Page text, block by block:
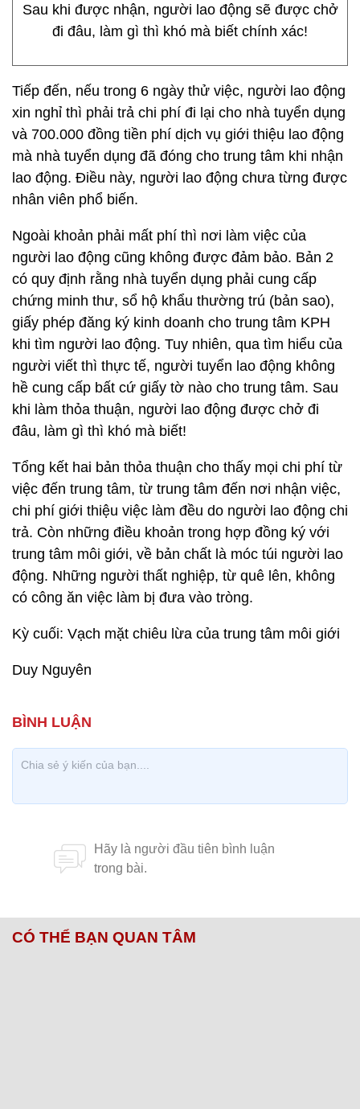
Sau khi được nhận, người lao động sẽ được chở
đi đâu, làm gì thì khó mà biết chính xác!
Tiếp đến, nếu trong 6 ngày thử việc, người lao động
xin nghỉ thì phải trả chi phí đi lại cho nhà tuyển dụng
và 700.000 đồng tiền phí dịch vụ giới thiệu lao động
mà nhà tuyển dụng đã đóng cho trung tâm khi nhận
lao động. Điều này, người lao động chưa từng được
nhân viên phổ biến.
Ngoài khoản phải mất phí thì nơi làm việc của
người lao động cũng không được đảm bảo. Bản 2
có quy định rằng nhà tuyển dụng phải cung cấp
chứng minh thư, sổ hộ khẩu thường trú (bản sao),
giấy phép đăng ký kinh doanh cho trung tâm KPH
khi tìm người lao động. Tuy nhiên, qua tìm hiểu của
người viết thì thực tế, người tuyển lao động không
hề cung cấp bất cứ giấy tờ nào cho trung tâm. Sau
khi làm thỏa thuận, người lao động được chở đi
đâu, làm gì thì khó mà biết!
Tổng kết hai bản thỏa thuận cho thấy mọi chi phí từ
việc đến trung tâm, từ trung tâm đến nơi nhận việc,
chi phí giới thiệu việc làm đều do người lao động chi
trả. Còn những điều khoản trong hợp đồng ký với
trung tâm môi giới, về bản chất là móc túi người lao
động. Những người thất nghiệp, từ quê lên, không
có công ăn việc làm bị đưa vào tròng.
Kỳ cuối: Vạch mặt chiêu lừa của trung tâm môi giới
Duy Nguyên
CÓ THỂ BẠN QUAN TÂM